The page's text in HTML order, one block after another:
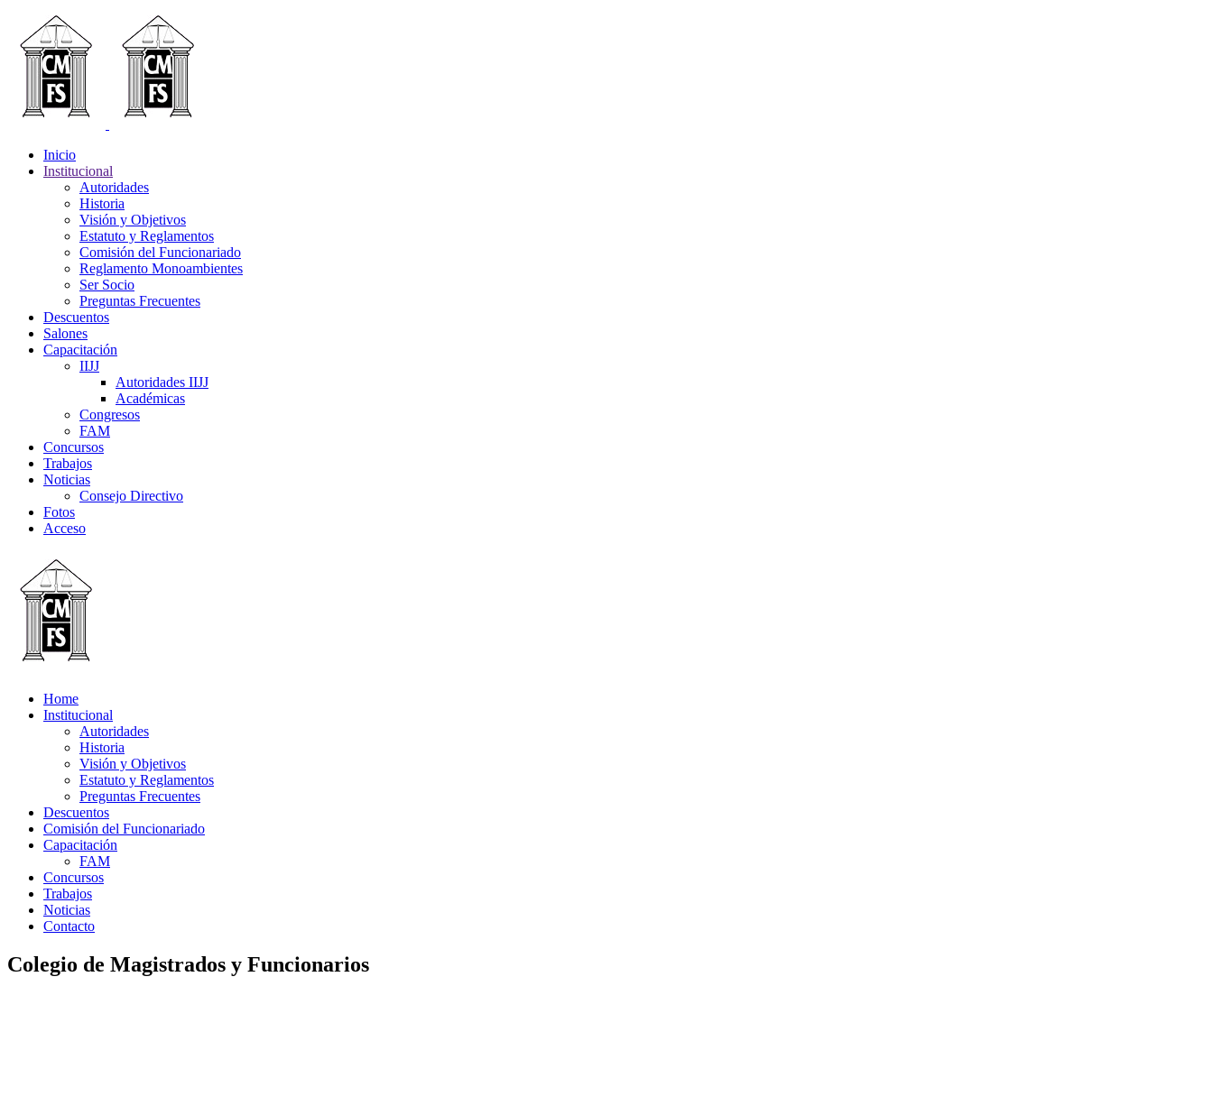
Inicio
Institucional
Autoridades
Historia
Visión y Objetivos
Estatuto y Reglamentos
Comisión del Funcionariado
Reglamento Monoambientes
Ser Socio
Preguntas Frecuentes
Descuentos
Salones
Capacitación
IIJJ
Autoridades IIJJ
Académicas
Congresos
FAM
Concursos
Trabajos
Noticias
Consejo Directivo
Fotos
Acceso
Home
Institucional
Autoridades
Historia
Visión y Objetivos
Estatuto y Reglamentos
Preguntas Frecuentes
Descuentos
Comisión del Funcionariado
Capacitación
FAM
Concursos
Trabajos
Noticias
Contacto
Colegio de Magistrados y Funcionarios